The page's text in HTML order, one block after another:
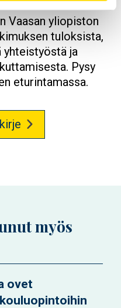
Vaasan yliopiston
tuloksista,
yhteistyöstä ja
Pysy
eturintamassa.
myös
ovet